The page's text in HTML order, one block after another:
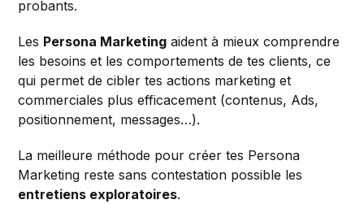
probants.
Les Persona Marketing aident à mieux comprendre
les besoins et les comportements de tes clients, ce
qui permet de cibler tes actions marketing et
commerciales plus efficacement (contenus, Ads,
positionnement, messages…).
La meilleure méthode pour créer tes Persona
Marketing reste sans contestation possible les
entretiens exploratoires.